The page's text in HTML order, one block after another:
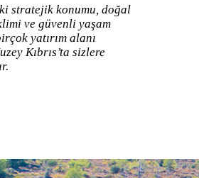
stratejik konumu, doğal
ve güvenli yaşam
yatırım alanı
Kıbrıs’ta sizlere